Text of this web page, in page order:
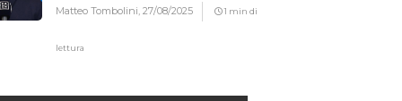
Matteo Tombolini,27/08/2025 1 min di
lettura